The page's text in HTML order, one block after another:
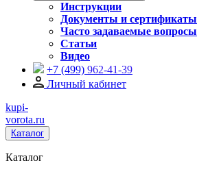
Инструкции
Документы и сертификаты
Часто задаваемые вопросы
Статьи
Видео
+7 (499) 962-41-39
Личный кабинет
kupi-
vorota.ru
Каталог
Каталог